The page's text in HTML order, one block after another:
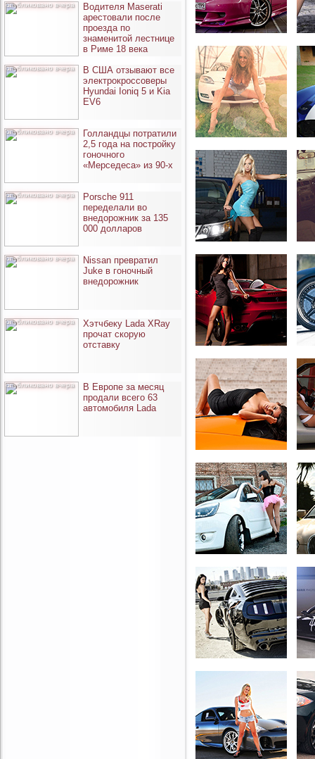
опубликовано вчера
Водителя Maserati
арестовали после
проезда по
знаменитой лестнице
в Риме 18 века
опубликовано вчера
В США отзывают все
электрокроссоверы
Hyundai Ioniq 5 и Kia
EV6
опубликовано вчера
Голландцы потратили
2,5 года на постройку
гоночного
«Мерседеса» из 90-х
опубликовано вчера
Porsche 911
переделали во
внедорожник за 135
000 долларов
опубликовано вчера
Nissan превратил
Juke в гоночный
внедорожник
опубликовано вчера
Хэтчбеку Lada XRay
прочат скорую
отставку
опубликовано вчера
В Европе за месяц
продали всего 63
автомобиля Lada